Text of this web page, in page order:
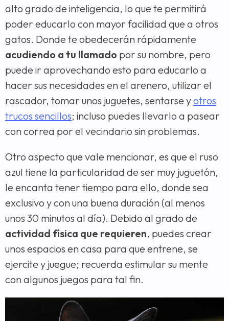
alto grado de inteligencia, lo que te permitirá
poder educarlo con mayor facilidad que a otros
gatos. Donde te obedecerán rápidamente
acudiendo a tu llamado por su nombre, pero
puede ir aprovechando esto para educarlo a
hacer sus necesidades en el arenero, utilizar el
rascador, tomar unos juguetes, sentarse yotros
trucos sencillos; incluso puedes llevarlo a pasear
con correa por el vecindario sin problemas.
Otro aspecto que vale mencionar, es que el ruso
azul tiene la particularidad de ser muy juguetón,
le encanta tener tiempo para ello, donde sea
exclusivo y con una buena duración (al menos
unos 30 minutos al día). Debido al grado de
actividad física que requieren, puedes crear
unos espacios en casa para que entrene, se
ejercite y juegue; recuerda estimular su mente
con algunos juegos para tal fin.